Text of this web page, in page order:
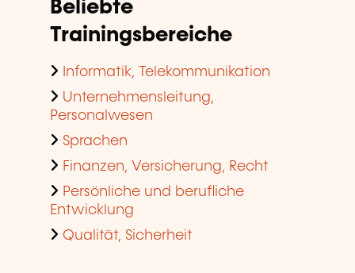
Beliebte
Trainingsbereiche
Informatik, Telekommunikation
Unternehmensleitung,
Personalwesen
Sprachen
Finanzen, Versicherung, Recht
Persönliche und berufliche
Entwicklung
Qualität, Sicherheit